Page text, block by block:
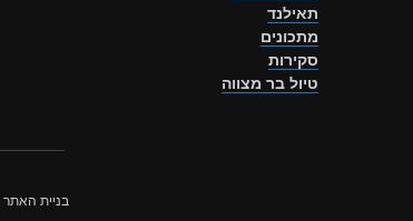
תאילנד
מתכונים
סקירות
טיול בר מצווה
בניית האתר